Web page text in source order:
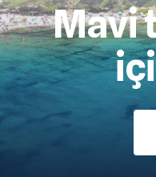
Mavi